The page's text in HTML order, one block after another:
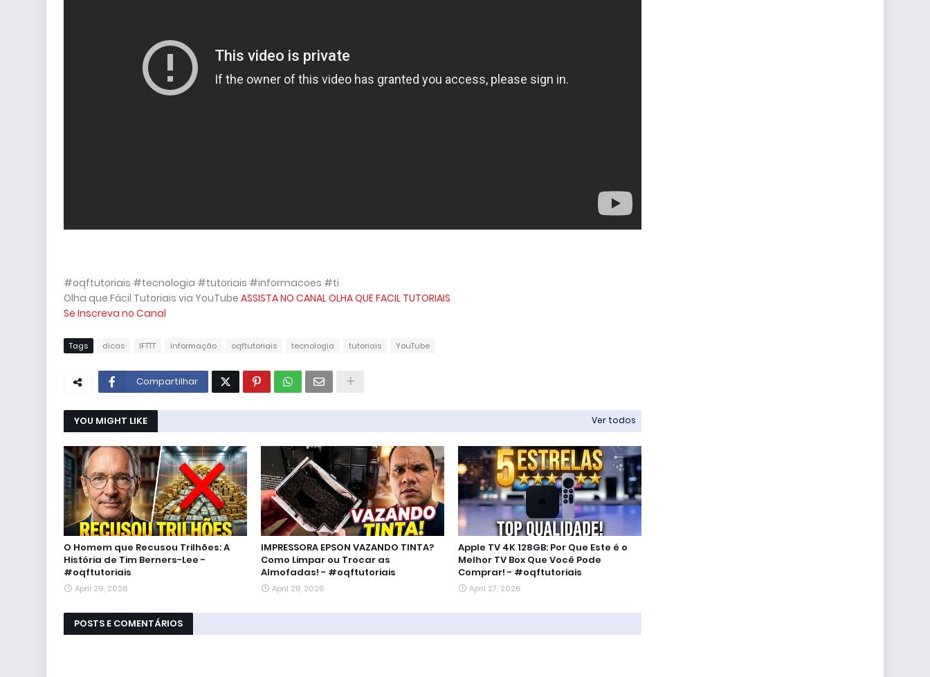
#oqftutoriais #tecnologia #tutoriais #informacoes #ti
Olha que Fácil Tutoriais via YouTube ASSISTA NO CANAL OLHA QUE FACIL TUTORIAIS
Se Inscreva no Canal
Tags dicas IFTTT informação oqftutoriais tecnologia tutoriais YouTube
Compartilhar
YOU MIGHT LIKE Ver todos
O Homem que Recusou Trilhões: A
História de Tim Berners-Lee -
#oqftutoriais
April 29, 2026
IMPRESSORA EPSON VAZANDO TINTA?
Como Limpar ou Trocar as
Almofadas! - #oqftutoriais
April 28, 2026
Apple TV 4K 128GB: Por Que Este é o
Melhor TV Box Que Você Pode
Comprar! - #oqftutoriais
April 27, 2026
POSTS E COMENTÁRIOS